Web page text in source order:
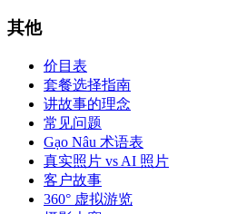
其他
价目表
套餐选择指南
讲故事的理念
常见问题
Gạo Nâu 术语表
真实照片 vs AI 照片
客户故事
360° 虚拟游览